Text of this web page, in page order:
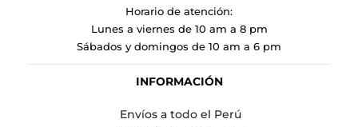
Horario de atención:
Lunes a viernes de 10 am a 8 pm
Sábados y domingos de 10 am a 6 pm
INFORMACIÓN
Envíos a todo el Perú